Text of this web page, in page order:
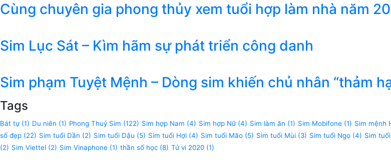
Cùng chuyên gia phong thủy xem tuổi hợp làm nhà năm
Sim Lục Sát – Kìm hãm sự phát triển công danh
Sim phạm Tuyệt Mệnh – Dòng sim khiến chủ nhân “thảm
Tags
Bát tự(1) Du niên (1) Phong Thuỷ Sim (122) Sim hợp Nam (4) Sim hợp Nữ(4) Sim làm ăn (1) Sim Mobifone (1) Sim mệnh
số đẹp (22) Sim tuổi Dần (2) Sim tuổi Dậu (5) Sim tuổi Hợi (4) Sim tuổi Mão (5) Sim tuổi Mùi (3) Sim tuổi Ngọ (4) Sim
(2) Sim Viettel (2) Sim Vinaphone (1) thần số học (8) Tử vi 2020 (1)